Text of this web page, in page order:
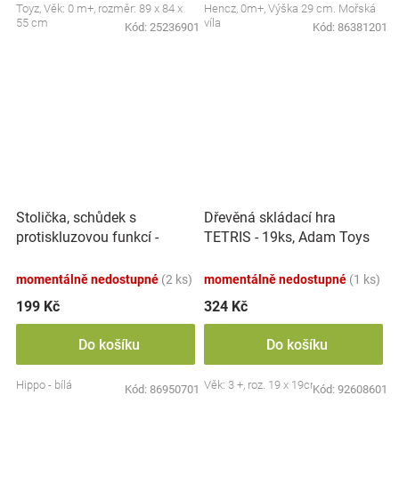
Toyz, Věk: 0 m+, rozměr: 89 x 84 x
55 cm
Kód: 25236901
Hencz, 0m+, Výška 29 cm. Mořská
víla
Kód: 86381201
Stolička, schůdek s
protiskluzovou funkcí -
momentálně nedostupné (2 ks)
199 Kč
Do košíku
Hippo - bílá Kód: 86950701
Dřevěná skládací hra
TETRIS - 19ks, Adam Toys
momentálně nedostupné (1 ks)
324 Kč
Do košíku
Věk: 3 +, roz. 19 x 19cmKód: 92608601